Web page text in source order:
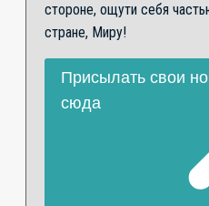
стороне, ощути себя
стране, Миру!
Присылать свои
сюда